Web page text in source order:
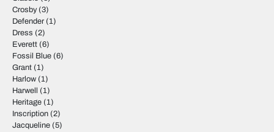
Crosby(3)
Defender (1)
Dress (2)
Everett (6)
Fossil Blue (6)
Grant (1)
Harlow (1)
Harwell
(1)
Heritage (1)
Inscription (2)
Jacqueline (5)